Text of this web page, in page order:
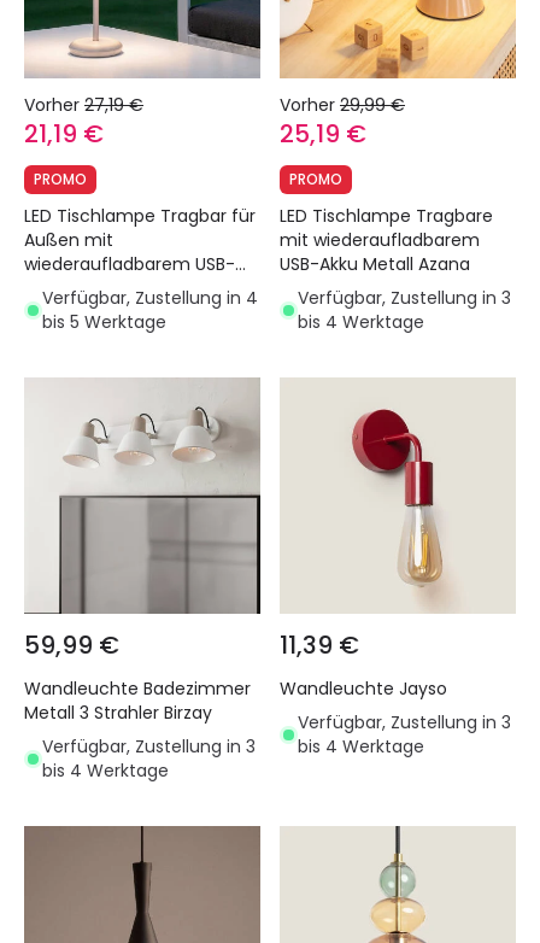
Vorher 27,19 €
21,19 €
PROMO
LED Tischlampe Tragbar für
Außen mit
wiederaufladbarem USB-
Akku Metall Galdan
Verfügbar, Zustellung in 4
bis 5 Werktage
Vorher 29,99 €
25,19 €
PROMO
LED Tischlampe Tragbare
mit wiederaufladbarem
USB-Akku Metall Azana
Verfügbar, Zustellung in 3
bis 4 Werktage
59,99 €
Wandleuchte Badezimmer
Metall 3 Strahler Birzay
Verfügbar, Zustellung in 3
bis 4 Werktage
11,39 €
Wandleuchte Jayso
Verfügbar, Zustellung in 3
bis 4 Werktage